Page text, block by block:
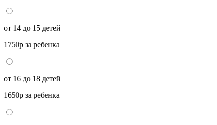
от 14 до 15 детей
1750р за ребенка
от 16 до 18 детей
1650р за ребенка